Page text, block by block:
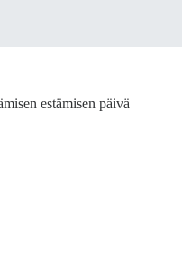
estämisen päivä